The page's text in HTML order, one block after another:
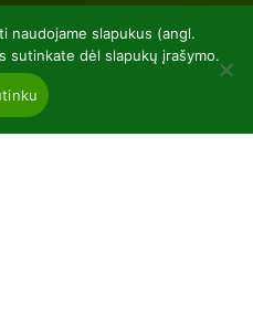
naudojame slapukus (angl.
sutinkate dėl slapukų įrašymo.